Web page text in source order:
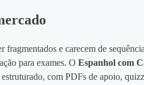
fragmentados e carecem de
para exames. OEspanhol com
com PDFs de apoio,